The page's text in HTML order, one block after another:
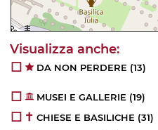
DA NON PERDERE (13)
MUSEI E GALLERIE (19)
CHIESE E BASILICHE (31)